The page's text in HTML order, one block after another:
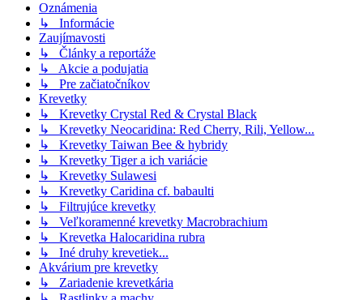
Oznámenia
↳ Informácie
Zaujímavosti
↳ Články a reportáže
↳ Akcie a podujatia
↳ Pre začiatočníkov
Krevetky
↳ Krevetky Crystal Red & Crystal Black
↳ Krevetky Neocaridina: Red Cherry, Rili, Yellow...
↳ Krevetky Taiwan Bee & hybridy
↳ Krevetky Tiger a ich variácie
↳ Krevetky Sulawesi
↳ Krevetky Caridina cf. babaulti
↳ Filtrujúce krevetky
↳ Veľkoramenné krevetky Macrobrachium
↳ Krevetka Halocaridina rubra
↳ Iné druhy krevetiek...
Akvárium pre krevetky
↳ Zariadenie krevetkária